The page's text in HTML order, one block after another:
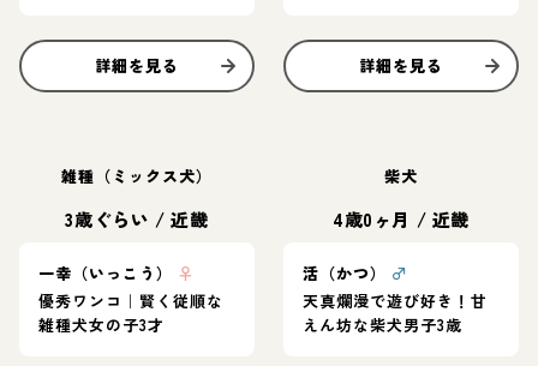
詳細を見る 詳細を見る
雑種（ミックス犬）
3歳ぐらい /近畿
一幸（いっこう）
♀
優秀ワンコ｜賢く従順な
雑種犬女の子3才
柴犬
4歳0ヶ月 / 近畿
活（かつ）
♂
天真爛漫で遊び好き！甘
えん坊な柴犬男子3歳